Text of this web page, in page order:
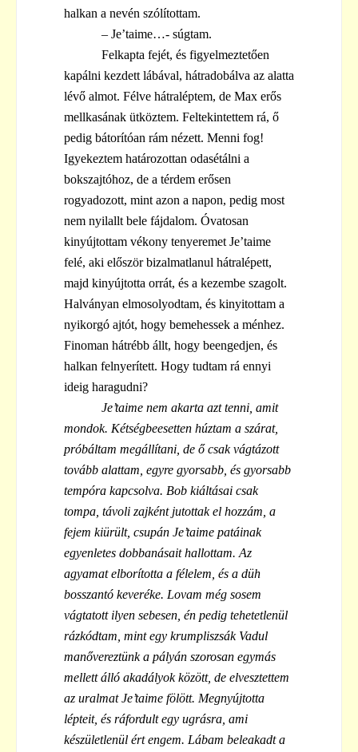
halkan a nevén szólítottam.
– Je’taime…- súgtam.
Felkapta fejét, és figyelmeztetően
kapálni kezdett lábával, hátradobálva az alatta
lévő almot. Félve hátraléptem, de Max erős
mellkasának ütköztem. Feltekintettem rá, ő
pedig bátorítóan rám nézett. Menni fog!
Igyekeztem határozottan odasétálni a
bokszajtóhoz, de a térdem erősen
rogyadozott, mint azon a napon, pedig most
nem nyilallt bele fájdalom. Óvatosan
kinyújtottam vékony tenyeremet Je’taime
felé, aki először bizalmatlanul hátralépett,
majd kinyújtotta orrát, és a kezembe szagolt.
Halványan elmosolyodtam, és kinyitottam a
nyikorgó ajtót, hogy bemehessek a ménhez.
Finoman hátrébb állt, hogy beengedjen, és
halkan felnyerített. Hogy tudtam rá ennyi
ideig haragudni?
Je’taime nem akarta azt tenni, amit
mondok. Kétségbeesetten húztam a szárat,
próbáltam megállítani, de ő csak vágtázott
tovább alattam, egyre gyorsabb, és gyorsabb
tempóra kapcsolva. Bob kiáltásai csak
tompa, távoli zajként jutottak el hozzám, a
fejem kiürült, csupán Je’taime patáinak
egyenletes dobbanásait hallottam. Az
agyamat elborította a félelem, és a düh
bosszantó keveréke. Lovam még sosem
vágtatott ilyen sebesen, én pedig tehetetlenül
rázkódtam, mint egy krumpliszsák Vadul
manővereztünk a pályán szorosan egymás
mellett álló akadályok között, de elvesztettem
az uralmat Je’taime fölött. Megnyújtotta
lépteit, és ráfordult egy ugrásra, ami
készületlenül ért engem. Lábam beleakadt a